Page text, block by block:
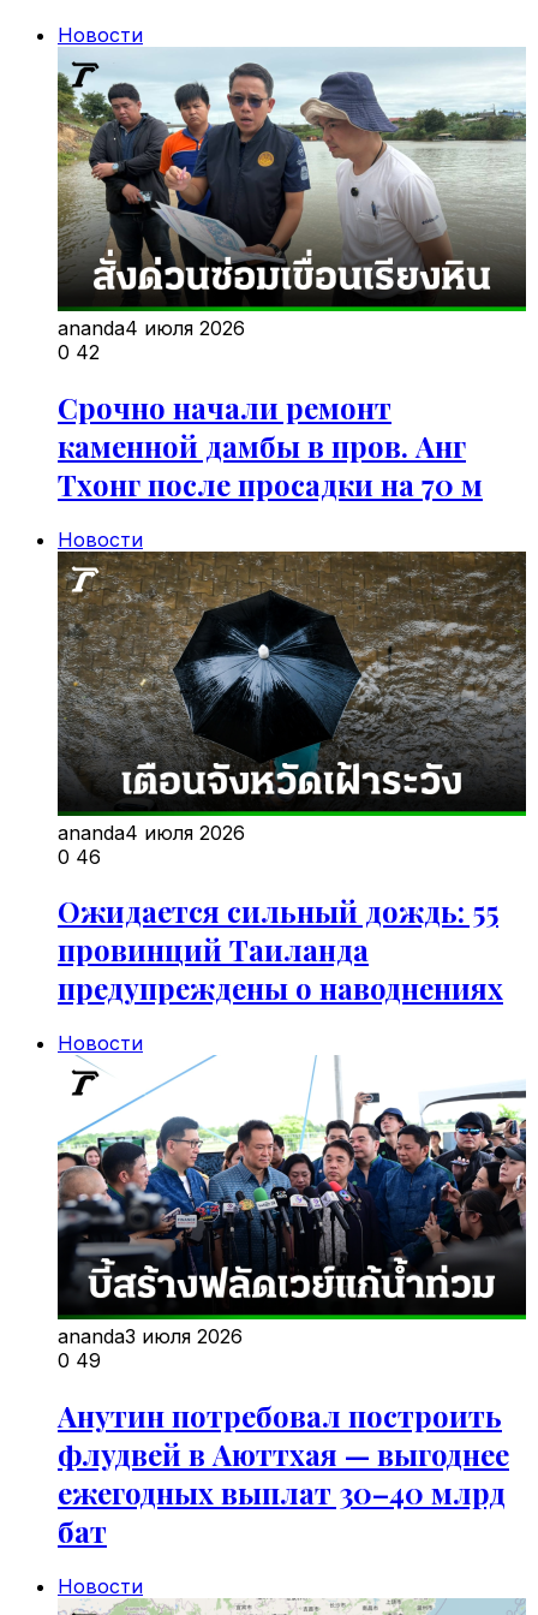
Новости
ananda4 июля 2026
0 42
Срочно начали ремонт
каменной дамбы в пров. Анг
Тхонг после просадки на 70 м
Новости
ananda4 июля 2026
0 46
Ожидается сильный дождь: 55
провинций Таиланда
предупреждены о наводнениях
Новости
ananda3 июля 2026
0 49
Анутин потребовал построить
флудвей в Аюттхая — выгоднее
ежегодных выплат 30–40 млрд
бат
Новости